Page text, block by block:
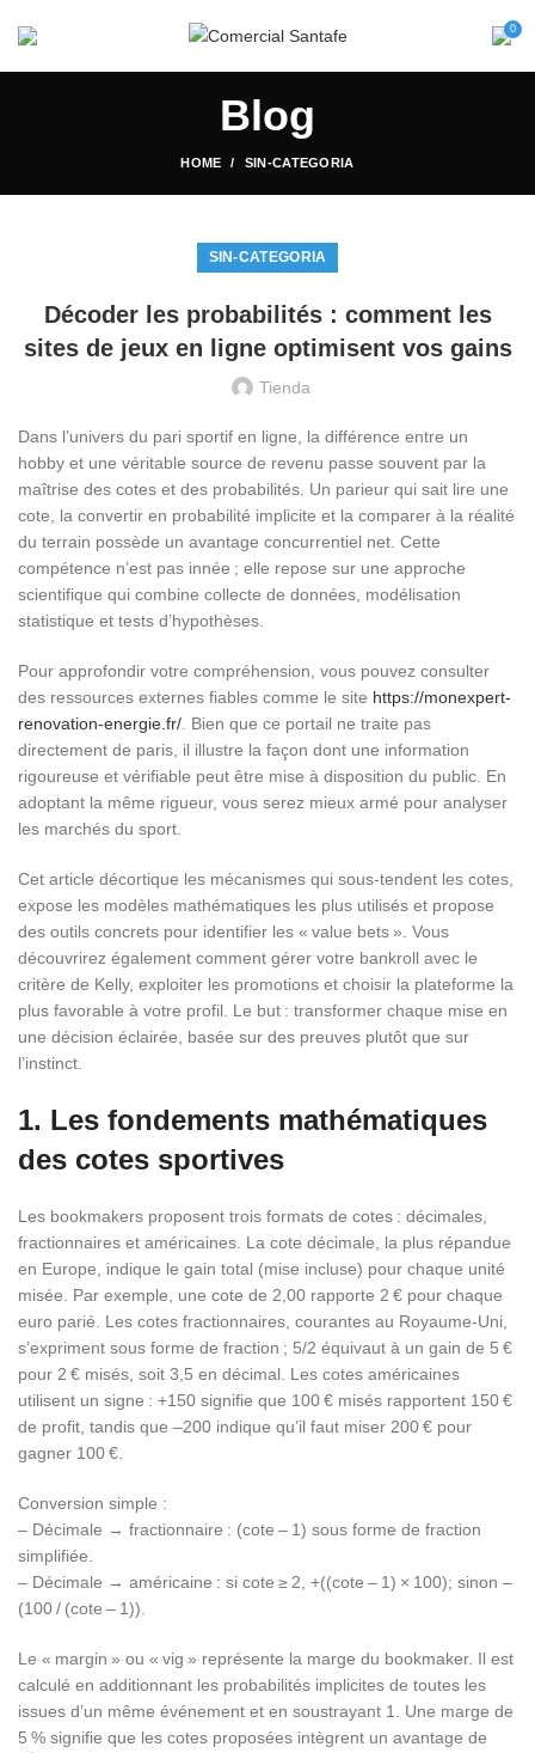
0
Blog
HOME SIN-CATEGORIA
SIN-CATEGORIA
Décoder les probabilités : comment les
sites de jeux en ligne optimisent vos gains
Tienda
Dans l’univers du pari sportif en ligne, la différence entre un
hobby et une véritable source de revenu passe souvent par la
maîtrise des cotes et des probabilités. Un parieur qui sait lire une
cote, la convertir en probabilité implicite et la comparer à la réalité
du terrain possède un avantage concurrentiel net. Cette
compétence n’est pas innée ; elle repose sur une approche
scientifique qui combine collecte de données, modélisation
statistique et tests d’hypothèses.
Pour approfondir votre compréhension, vous pouvez consulter
des ressources externes fiables comme le site https://monexpert-
renovation-energie.fr/ . Bien que ce portail ne traite pas
directement de paris, il illustre la façon dont une information
rigoureuse et vérifiable peut être mise à disposition du public. En
adoptant la même rigueur, vous serez mieux armé pour analyser
les marchés du sport.
Cet article décortique les mécanismes qui sous-tendent les cotes,
expose les modèles mathématiques les plus utilisés et propose
des outils concrets pour identifier les « value bets ». Vous
découvrirez également comment gérer votre bankroll avec le
critère de Kelly, exploiter les promotions et choisir la plateforme la
plus favorable à votre profil. Le but : transformer chaque mise en
une décision éclairée, basée sur des preuves plutôt que sur
l’instinct.
1. Les fondements mathématiques
des cotes sportives
Les bookmakers proposent trois formats de cotes : décimales,
fractionnaires et américaines. La cote décimale, la plus répandue
en Europe, indique le gain total (mise incluse) pour chaque unité
misée. Par exemple, une cote de 2,00 rapporte 2 € pour chaque
euro parié. Les cotes fractionnaires, courantes au Royaume-Uni,
s’expriment sous forme de fraction ; 5/2 équivaut à un gain de 5 €
pour 2 € misés, soit 3,5 en décimal. Les cotes américaines
utilisent un signe : +150 signifie que 100 € misés rapportent 150 €
de profit, tandis que –200 indique qu’il faut miser 200 € pour
gagner 100 €.
Conversion simple :
– Décimale → fractionnaire : (cote – 1) sous forme de fraction
simplifiée.
– Décimale → américaine : si cote ≥ 2, +((cote – 1) × 100); sinon –
(100 / (cote – 1)).
Le « margin » ou « vig » représente la marge du bookmaker. Il est
calculé en additionnant les probabilités implicites de toutes les
issues d’un même événement et en soustrayant 1. Une marge de
5 % signifie que les cotes proposées intègrent un avantage de